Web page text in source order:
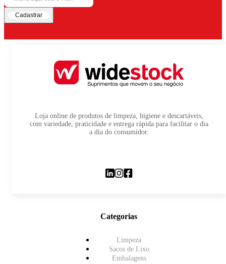
Cadastrar
Loja online de produtos de limpeza, higiene e descartáveis,
com variedade, praticidade e entrega rápida para facilitar o dia
a dia do consumidor.
Categorias
Limpeza
Sacos de Lixo
Embalagens